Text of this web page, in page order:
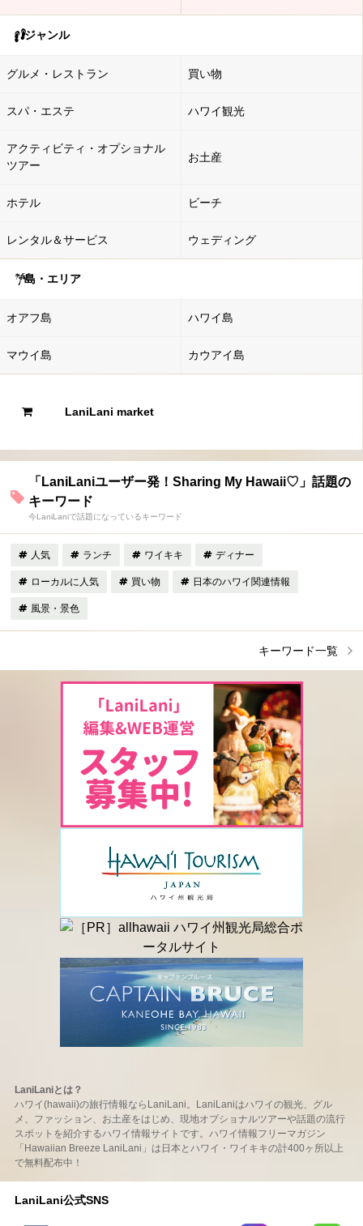
ジャンル
グルメ・レストラン 買い物
スパ・エステ ハワイ観光
アクティビティ・オプショナル
ツアー
お土産
ホテル ビーチ
レンタル＆サービス ウェディング
島・エリア
オアフ島 ハワイ島
マウイ島 カウアイ島
LaniLani market
「LaniLaniユーザー発！Sharing My Hawaii♡」話題の
キーワード
今LaniLaniで話題になっているキーワード
人気 ランチ ワイキキ ディナー
ローカルに人気 買い物 日本のハワイ関連情報
風景・景色
キーワード一覧
LaniLaniとは？
ハワイ(hawaii)の旅行情報ならLaniLani。LaniLaniはハワイの観光、グル
メ、ファッション、お土産をはじめ、現地オプショナルツアーや話題の流行
スポットを紹介するハワイ情報サイトです。ハワイ情報フリーマガジン
「Hawaiian Breeze LaniLani」は日本とハワイ・ワイキキの計400ヶ所以上
で無料配布中！
LaniLani公式SNS